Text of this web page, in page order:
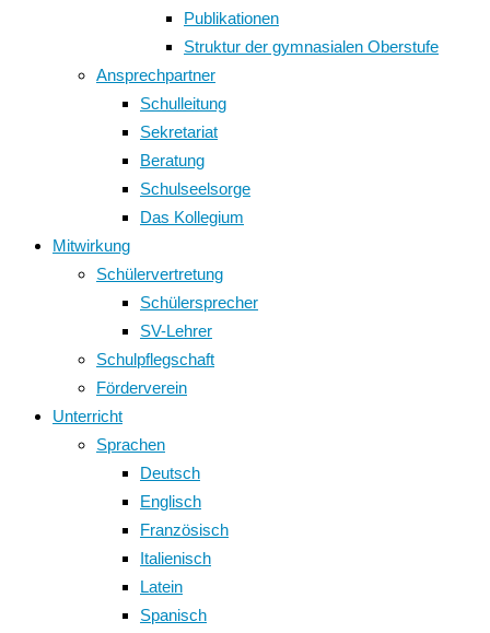
Publikationen
Struktur der gymnasialen Oberstufe
Ansprechpartner
Schulleitung
Sekretariat
Beratung
Schulseelsorge
Das Kollegium
Mitwirkung
Schülervertretung
Schülersprecher
SV-Lehrer
Schulpflegschaft
Förderverein
Unterricht
Sprachen
Deutsch
Englisch
Französisch
Italienisch
Latein
Spanisch